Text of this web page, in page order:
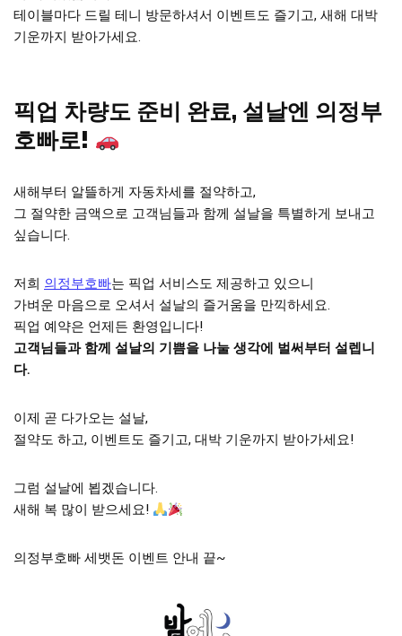
테이블마다 드릴 테니 방문하셔서 이벤트도 즐기고, 새해 대박
기운까지 받아가세요.
픽업 차량도 준비 완료, 설날엔 의정부
호빠로!
새해부터 알뜰하게 자동차세를 절약하고,
그 절약한 금액으로 고객님들과 함께 설날을 특별하게 보내고
싶습니다.
저희 의정부호빠는 픽업 서비스도 제공하고 있으니
가벼운 마음으로 오셔서 설날의 즐거움을 만끽하세요.
픽업 예약은 언제든 환영입니다!
고객님들과 함께 설날의 기쁨을 나눌 생각에 벌써부터 설렙니
다.
이제 곧 다가오는 설날,
절약도 하고, 이벤트도 즐기고, 대박 기운까지 받아가세요!
그럼 설날에 뵙겠습니다.
새해 복 많이 받으세요!
의정부호빠 세뱃돈 이벤트 안내 끝~